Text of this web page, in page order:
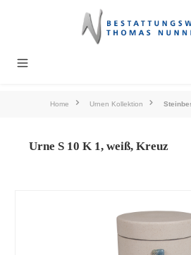
Home Urnen Kollektion
Urne S 10 K 1, weiß, Kreuz